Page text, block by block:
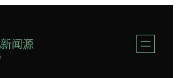
新闻源